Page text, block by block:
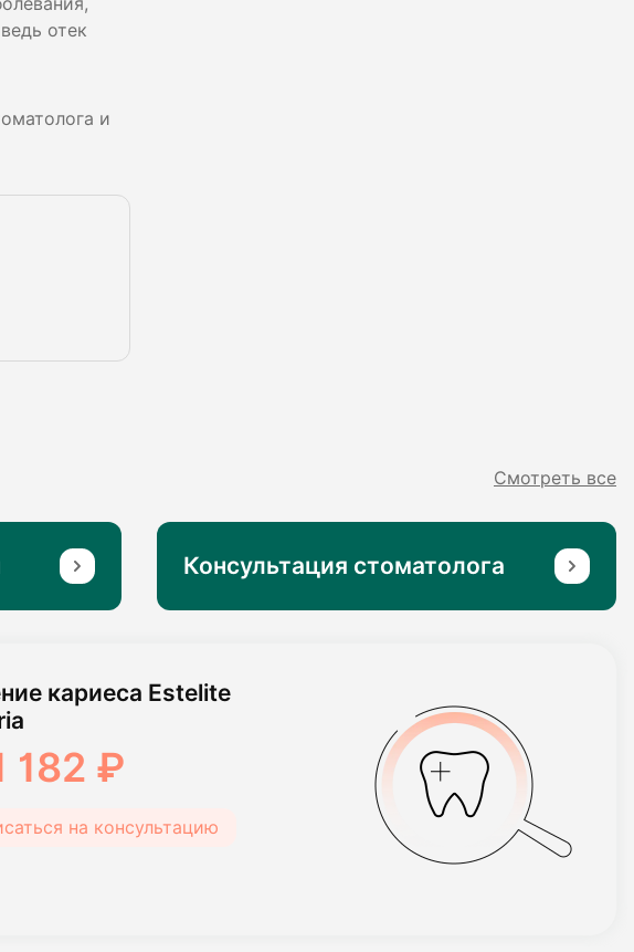
отек
и
Смотреть все
Консультация стоматолога
кариеса Estelite
182 ₽
на консультацию